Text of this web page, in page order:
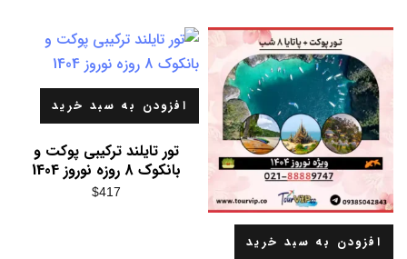
افزودن به سبد خرید
افزودن به سبد خرید
تور تایلند ترکیبی پوکت و
بانکوک 8 روزه نوروز 1404
$417